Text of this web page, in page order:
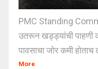
PMC Standing
उतरून खड्ड्यांची पाहणी
पावसाचा जोर कमी
More